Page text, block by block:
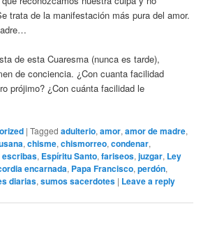
trata de la manifestación más pura del amor.
de esta Cuaresma (nunca es tarde),
de conciencia. ¿Con cuanta facilidad
prójimo? ¿Con cuánta facilidad le
|Tagged adulterio,amor,amor de madre,
,chisme,chismorreo,condenar,
escribas, Espíritu Santo,fariseos,juzgar, Ley
encarnada, Papa Francisco,perdón,
diarias,sumos sacerdotes | Leave a reply